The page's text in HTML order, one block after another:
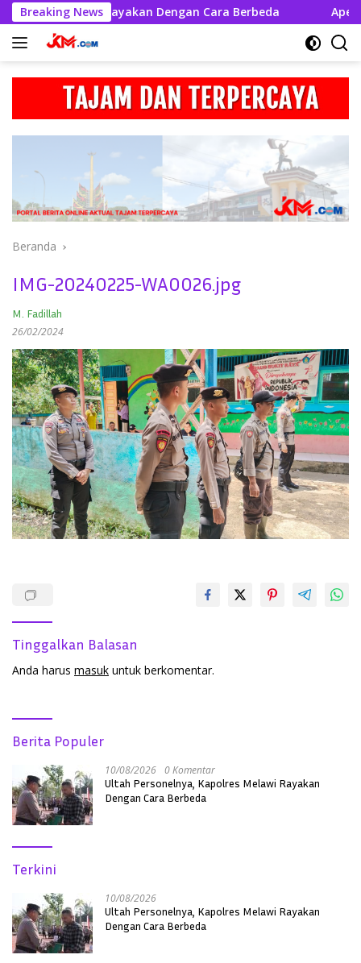
Langsung
ke
konten
Breaking News
Melawi Rayakan Dengan Cara Berbeda Apel
Beranda
IMG-20240225-WA0026.jpg
M. Fadillah
26/02/2024
Tinggalkan Balasan
Anda harus masuk untuk berkomentar.
Berita Populer
10/08/2026 0 Komentar
Ultah Personelnya, Kapolres Melawi Rayakan
Dengan Cara Berbeda
Terkini
10/08/2026
Ultah Personelnya, Kapolres Melawi Rayakan
Dengan Cara Berbeda